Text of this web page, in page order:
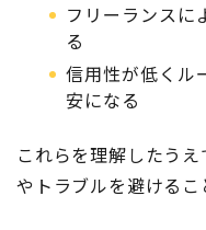
フリーランスに
る
信用性が低くル
安になる
これらを理解したう
やトラブルを避けるこ